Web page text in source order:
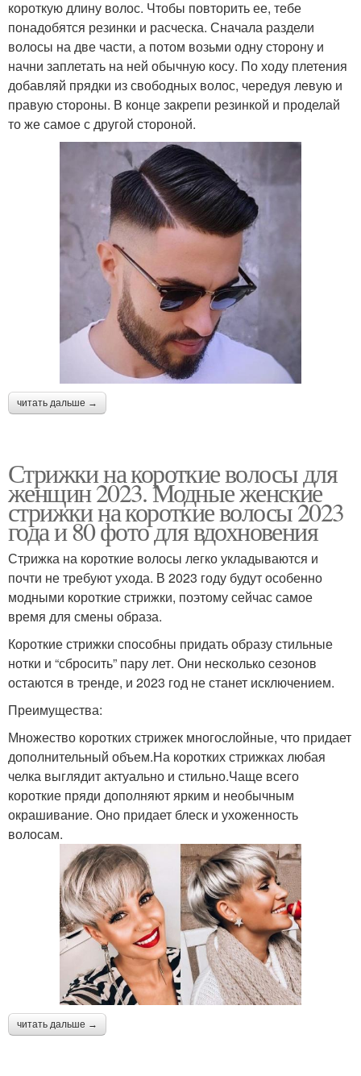
короткую длину волос. Чтобы повторить ее, тебе
понадобятся резинки и расческа. Сначала раздели
волосы на две части, а потом возьми одну сторону и
начни заплетать на ней обычную косу. По ходу плетения
добавляй прядки из свободных волос, чередуя левую и
правую стороны. В конце закрепи резинкой и проделай
то же самое с другой стороной.
читать дальше →
Стрижки на короткие волосы для
женщин 2023. Модные женские
стрижки на короткие волосы 2023
года и 80 фото для вдохновения
Стрижка на короткие волосы легко укладываются и
почти не требуют ухода. В 2023 году будут особенно
модными короткие стрижки, поэтому сейчас самое
время для смены образа.
Короткие стрижки способны придать образу стильные
нотки и “сбросить” пару лет. Они несколько сезонов
остаются в тренде, и 2023 год не станет исключением.
Преимущества:
Множество коротких стрижек многослойные, что придает
дополнительный объем.На коротких стрижках любая
челка выглядит актуально и стильно.Чаще всего
короткие пряди дополняют ярким и необычным
окрашивание. Оно придает блеск и ухоженность
волосам.
читать дальше →